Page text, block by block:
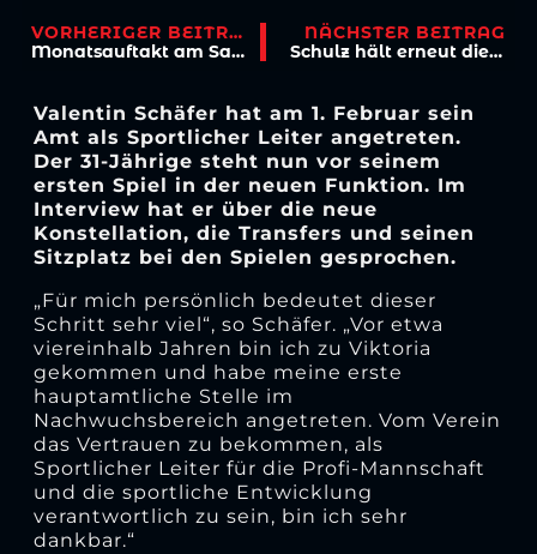
VORHERIGER BEITRAG
Monatsauftakt am Samstag beim Jahn
NÄCHSTER BEITRAG
Schulz hält erneut die Null – Viktoria punktet in Regensburg
Valentin Schäfer hat am 1. Februar sein
Amt als Sportlicher Leiter angetreten.
Der 31-Jährige steht nun vor seinem
ersten Spiel in der neuen Funktion. Im
Interview hat er über die neue
Konstellation, die Transfers und seinen
Sitzplatz bei den Spielen gesprochen.
„Für mich persönlich bedeutet dieser
Schritt sehr viel“, so Schäfer. „Vor etwa
viereinhalb Jahren bin ich zu Viktoria
gekommen und habe meine erste
hauptamtliche Stelle im
Nachwuchsbereich angetreten. Vom Verein
das Vertrauen zu bekommen, als
Sportlicher Leiter für die Profi-Mannschaft
und die sportliche Entwicklung
verantwortlich zu sein, bin ich sehr
dankbar.“